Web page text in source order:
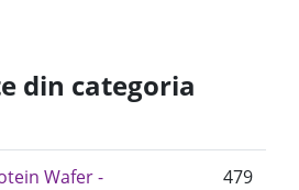
din categoria
Wafer -
479